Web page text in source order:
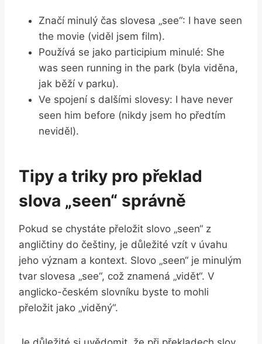
Značí minulý čas slovesa „see“: I have seen
the movie (viděl jsem film).
Používá se jako participium minulé: She
was seen running in the park (byla viděna,
jak běží v parku).
Ve spojení s dalšími slovesy: I have never
seen him before (nikdy jsem ho předtím
neviděl).
Tipy a triky pro překlad
slova „seen“ správně
Pokud se chystáte přeložit slovo „seen“ z
angličtiny do češtiny, je důležité vzít v úvahu
jeho význam a kontext. Slovo „seen“ je minulým
tvar slovesa „see“, což znamená „vidět“. V
anglicko-českém slovníku byste to mohli
přeložit jako „viděný“.